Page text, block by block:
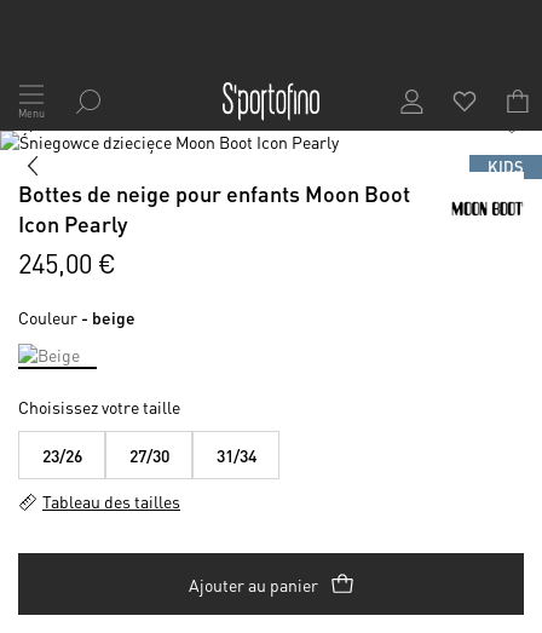
Allez
au
contenu
Menu
Skip
the
end
the
images
KIDS
1/7
Skip
the
beginning
the
gallery
Bottes de neige pour enfants Moon Boot
Icon Pearly
245,00 €
Couleur - beige
Choisissez votre taille
23/26 27/30 31/34
Tableau des tailles
Ajouter au panier